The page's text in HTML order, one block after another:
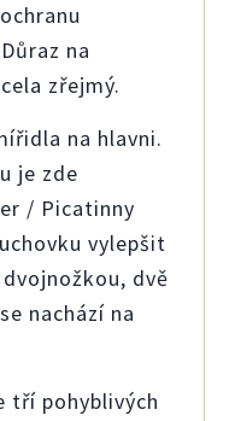
ochranu
Důraz na
cela zřejmý.
na hlavni.
je zde
/ Picatinny
vylepšit
dvojnožkou, dvě
nachází na
tří pohyblivých